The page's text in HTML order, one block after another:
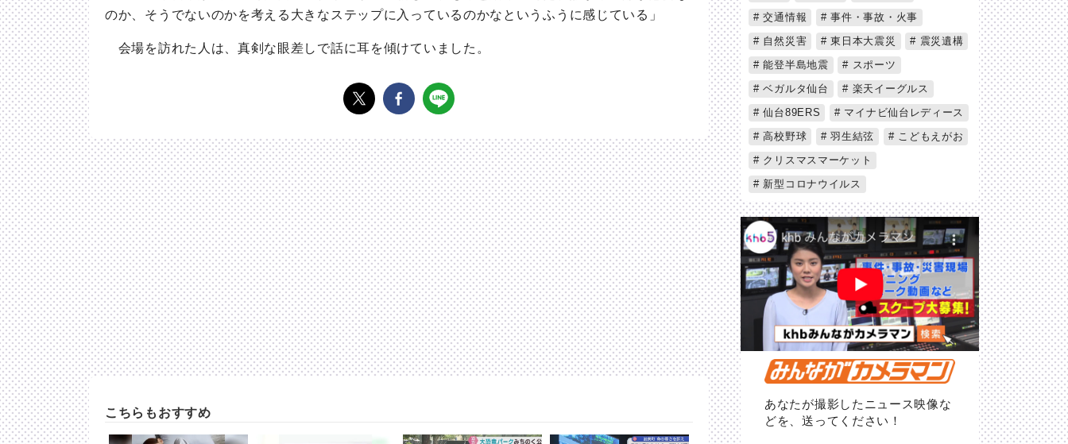
のか、そうでないのかを考える大きなステップに入っているのかなというふうに感じている」
会場を訪れた人は、真剣な眼差しで話に耳を傾けていました。
こちらもおすすめ
交通情報
事件・事故・火事
自然災害
東日本大震災
震災遺構
能登半島地震
スポーツ
ベガルタ仙台
楽天イーグルス
仙台89ERS
マイナビ仙台レディース
高校野球
羽生結弦
こどもえがお
クリスマスマーケット
新型コロナウイルス
あなたが撮影したニュース映像な
どを、送ってください！